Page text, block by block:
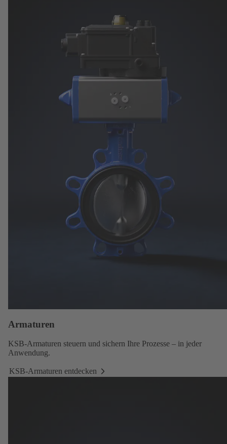
Armaturen
KSB-Armaturen steuern und sichern Ihre Prozesse – in jeder
Anwendung.
KSB-Armaturen entdecken
KSB-